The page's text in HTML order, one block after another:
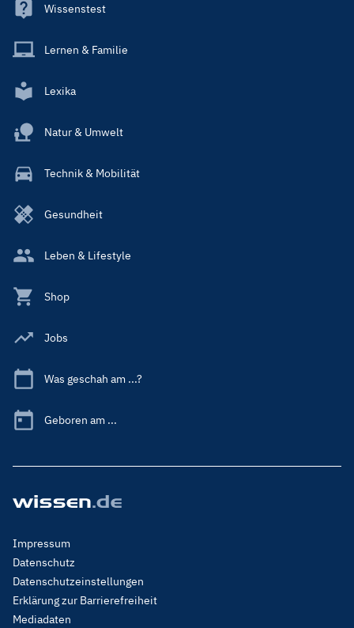
Wissenstest
Lernen & Familie
Lexika
Natur & Umwelt
Technik & Mobilität
Gesundheit
Leben & Lifestyle
Shop
Jobs
Was geschah am ...?
Geboren am ...
Footer
Menu
Legal
Impressum
Datenschutz
Datenschutzeinstellungen
Erklärung zur Barrierefreiheit
Mediadaten